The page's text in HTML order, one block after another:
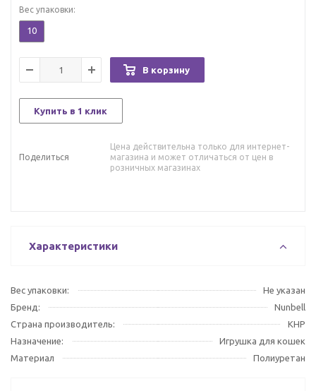
Вес упаковки:
10
В корзину
Купить в 1 клик
Поделиться
Цена действительна только для интернет-
магазина и может отличаться от цен в
розничных магазинах
Характеристики
Вес упаковки:
Не указан
Бренд:
Nunbell
Страна производитель:
КНР
Назначение:
Игрушка для кошек
Материал
Полиуретан